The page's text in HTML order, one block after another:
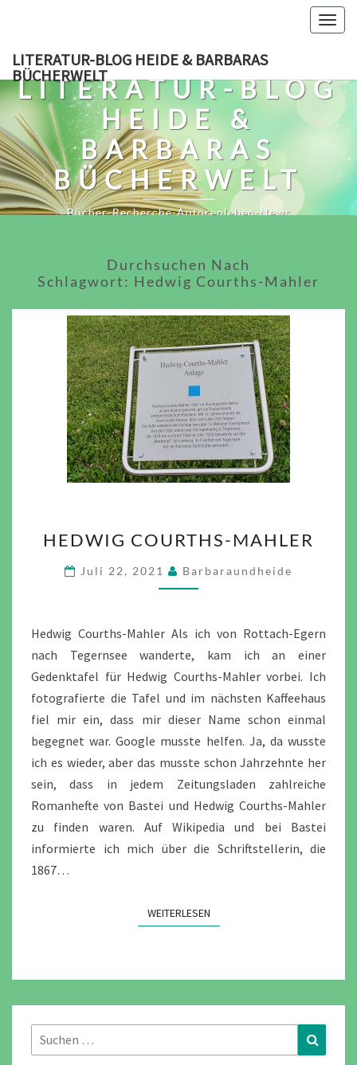
content
LITERATUR-BLOG HEIDE & BARBARAS
BÜCHERWELT
LITERATUR-BLOG
HEIDE &
BARBARAS
BÜCHERWELT
Bücher-Recherche-Autorenleben-News
Durchsuchen Nach
Schlagwort: Hedwig Courths-Mahler
COURTHS-
MAHLER
HEDWIG COURTHS-MAHLER
Juli 22, 2021 Barbaraundheide
Hedwig Courths-Mahler Als ich von Rottach-Egern
nach Tegernsee wanderte, kam ich an einer
Gedenktafel für Hedwig Courths-Mahler vorbei. Ich
fotografierte die Tafel und im nächsten Kaffeehaus
fiel mir ein, dass mir dieser Name schon einmal
begegnet war. Google musste helfen. Ja, da wusste
ich es wieder, aber das musste schon Jahrzehnte her
sein, dass in jedem Zeitungsladen zahlreiche
Romanhefte von Bastei und Hedwig Courths-Mahler
zu finden waren. Auf Wikipedia und bei Bastei
informierte ich mich über die Schriftstellerin, die
1867…
WEITERLESENWEITERLESEN
Suchen
nach: